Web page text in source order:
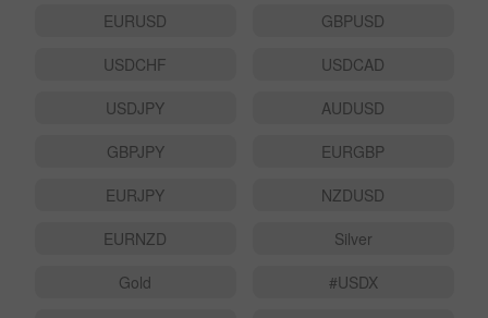
EURUSD
GBPUSD
USDCHF
USDCAD
USDJPY
AUDUSD
GBPJPY
EURGBP
EURJPY
NZDUSD
EURNZD
Silver
Gold
#USDX